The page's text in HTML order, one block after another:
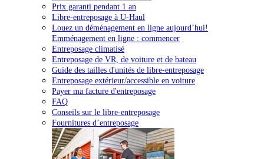
Prix garanti pendant 1 an
Libre-entreposage à U-Haul
Louez un déménagement en ligne aujourd’hui!
Emménagement en ligne : commencer
Entreposage climatisé
Entreposage de VR, de voiture et de bateau
Guide des tailles d'unités de libre-entreposage
Entreposage extérieur/accessible en voiture
Payer ma facture d'entreposage
FAQ
Conseils sur le libre-entreposage
Fournitures d’entreposage